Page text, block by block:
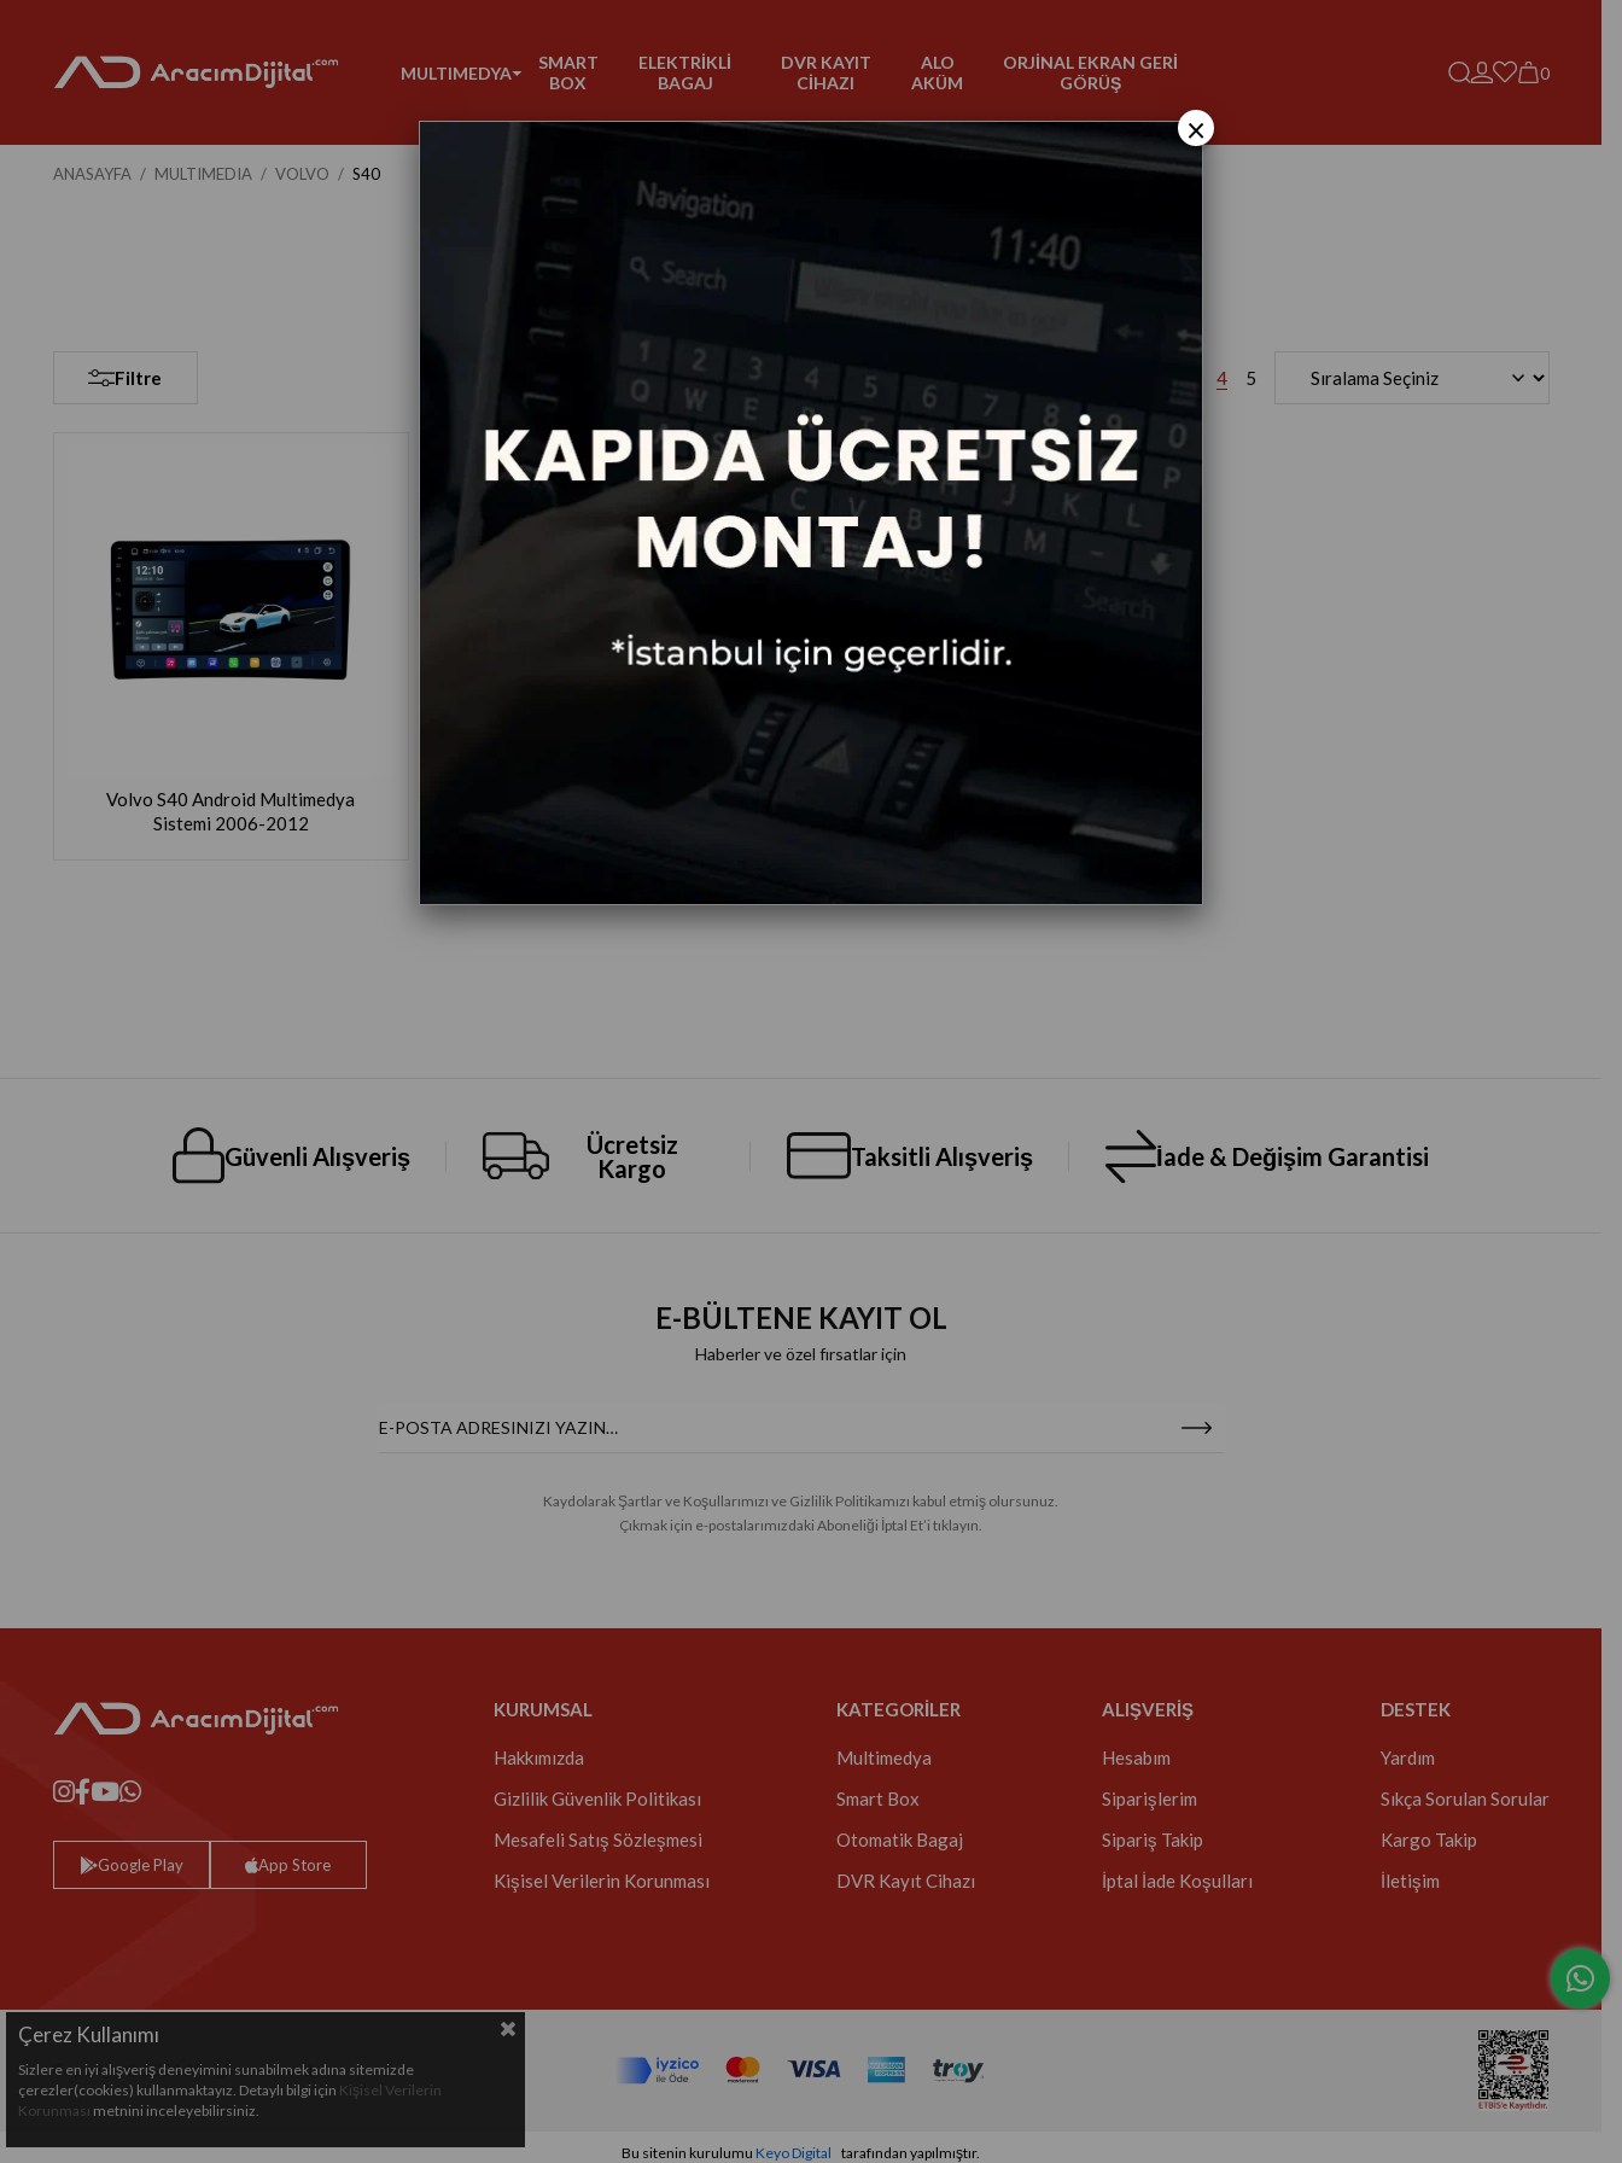
MULTIMEDYA
SMART
BOX
ELEKTRİKLİ
BAGAJ
DVR KAYIT
CİHAZI
ALO
AKÜM
ORJİNAL EKRAN GERİ
GÖRÜŞ
0
ANASAYFA MULTIMEDIA VOLVO S40
Filtre
Volvo S40 Android Multimedya
Sistemi 2006-2012
Güvenli Alışveriş
Ücretsiz
Kargo
Taksitli Alışveriş İade & Değişim Garantisi
E-BÜLTENE KAYIT OL
Haberler ve özel fırsatlar için
Kaydolarak Şartlar ve Koşullarımızı ve Gizlilik Politikamızı kabul etmiş olursunuz.
Çıkmak için e-postalarımızdaki Aboneliği İptal Et’i tıklayın.
Google Play App Store
KURUMSAL
Hakkımızda
Gizlilik Güvenlik Politikası
Mesafeli Satış Sözleşmesi
Kişisel Verilerin Korunması
KATEGORİLER
Multimedya
Smart Box
Otomatik Bagaj
DVR Kayıt Cihazı
ALIŞVERİŞ
Hesabım
Siparişlerim
Sipariş Takip
İptal İade Koşulları
DESTEK
Yardım
Sıkça Sorulan Sorular
Kargo Takip
İletişim
Copyright© 2024 All rights reserved.
Bu sitenin kurulumu Keyo Digital tarafından yapılmıştır.
Çerez Kullanımı
Sizlere en iyi alışveriş deneyimini sunabilmek adına sitemizde
çerezler(cookies) kullanmaktayız. Detaylı bilgi için Kişisel Verilerin
Korunması metnini inceleyebilirsiniz.
×